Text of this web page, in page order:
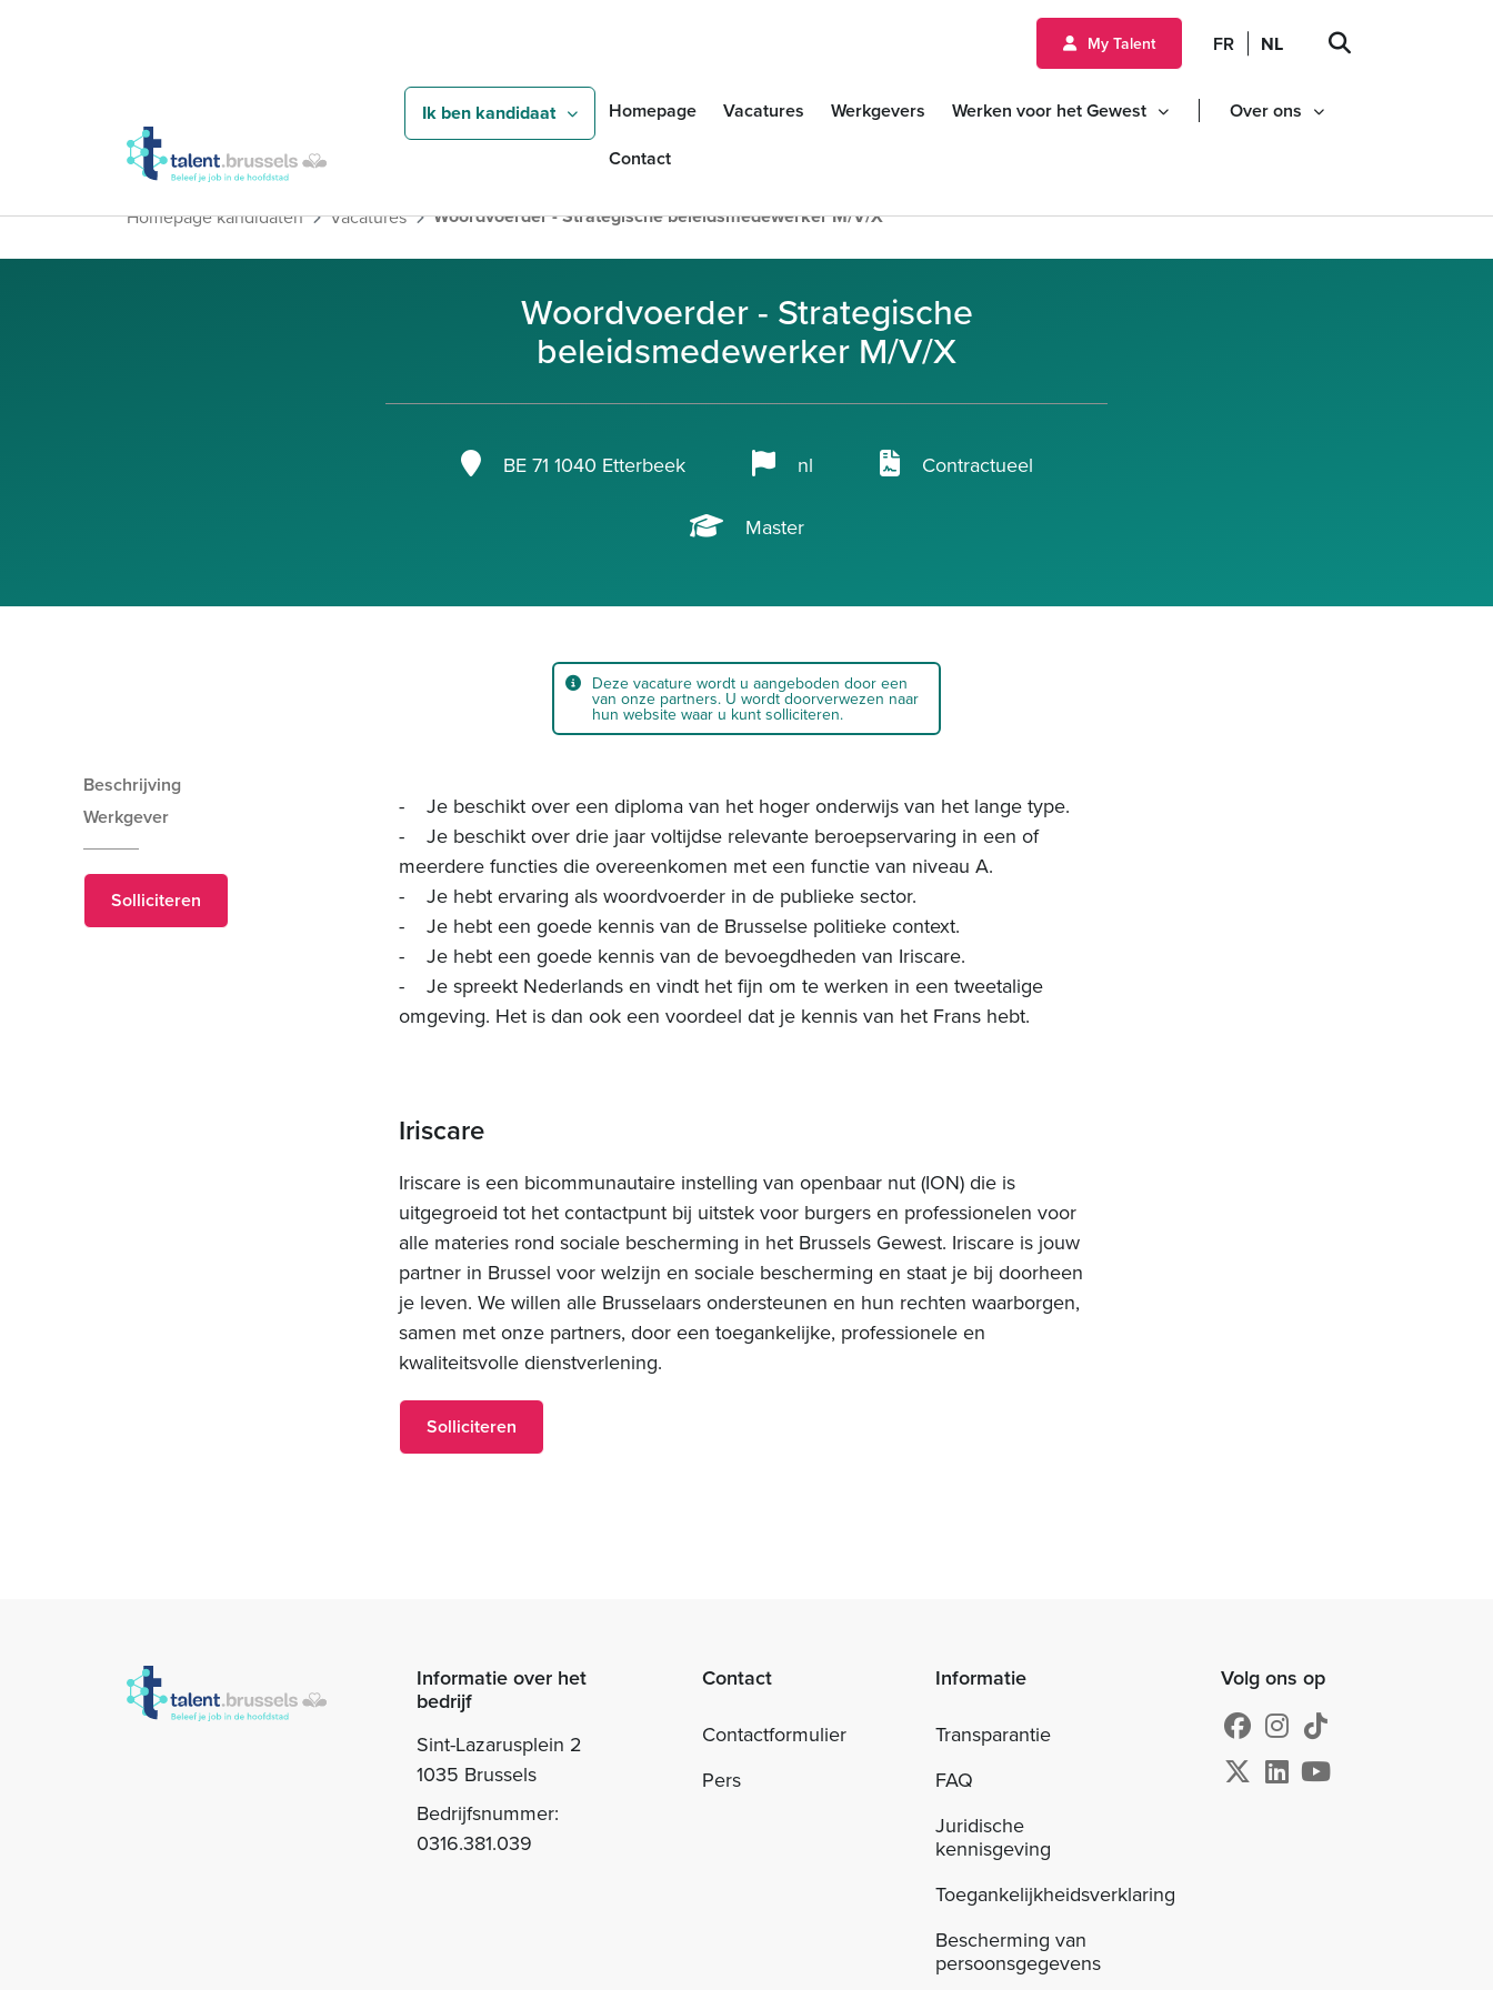
Ik ben kandidaat Homepage Vacatures Werkgevers Werken voor het Gewest
Over ons
Contact
My Talent FR NL
Homepage kandidaten Vacatures Woordvoerder - Strategische beleidsmedewerker M/V/X
Woordvoerder - Strategische
beleidsmedewerker M/V/X
BE 71 1040 Etterbeek nl Contractueel
Master
Deze vacature wordt u aangeboden door een
van onze partners. U wordt doorverwezen naar
hun website waar u kunt solliciteren.
Beschrijving
Werkgever
Solliciteren
- Je beschikt over een diploma van het hoger onderwijs van het lange type.
- Je beschikt over drie jaar voltijdse relevante beroepservaring in een of
meerdere functies die overeenkomen met een functie van niveau A.
- Je hebt ervaring als woordvoerder in de publieke sector.
- Je hebt een goede kennis van de Brusselse politieke context.
- Je hebt een goede kennis van de bevoegdheden van Iriscare.
- Je spreekt Nederlands en vindt het fijn om te werken in een tweetalige
omgeving. Het is dan ook een voordeel dat je kennis van het Frans hebt.
Iriscare
Iriscare is een bicommunautaire instelling van openbaar nut (ION) die is
uitgegroeid tot het contactpunt bij uitstek voor burgers en professionelen voor
alle materies rond sociale bescherming in het Brussels Gewest. Iriscare is jouw
partner in Brussel voor welzijn en sociale bescherming en staat je bij doorheen
je leven. We willen alle Brusselaars ondersteunen en hun rechten waarborgen,
samen met onze partners, door een toegankelijke, professionele en
kwaliteitsvolle dienstverlening.
Solliciteren
Informatie over het
bedrijf
Sint-Lazarusplein 2
1035 Brussels
Bedrijfsnummer:
0316.381.039
Contact
Contactformulier
Pers
Informatie
Transparantie
FAQ
Juridische
kennisgeving
Toegankelijkheidsverklaring
Bescherming van
persoonsgegevens
Volg ons op